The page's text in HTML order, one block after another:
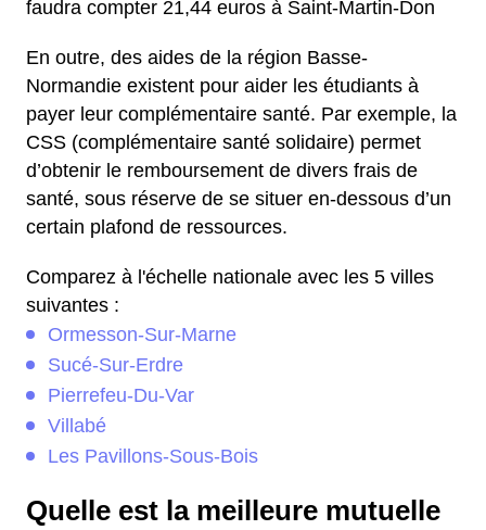
faudra compter 21,44 euros à Saint-Martin-Don
En outre, des aides de la région Basse-
Normandie existent pour aider les étudiants à
payer leur complémentaire santé. Par exemple, la
CSS (complémentaire santé solidaire) permet
d’obtenir le remboursement de divers frais de
santé, sous réserve de se situer en-dessous d’un
certain plafond de ressources.
Comparez à l'échelle nationale avec les 5 villes
suivantes :
Ormesson-Sur-Marne
Sucé-Sur-Erdre
Pierrefeu-Du-Var
Villabé
Les Pavillons-Sous-Bois
Quelle est la meilleure mutuelle